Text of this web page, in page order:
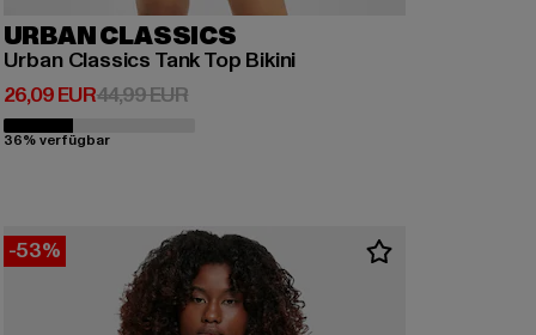
URBAN CLASSICS
Urban Classics Tank Top Bikini
26,09 EUR
Derzeitiger Preis: 26,09 EUR
44,99 EURAktionspreis: 44,99 EUR
36% verfügbar
-53%